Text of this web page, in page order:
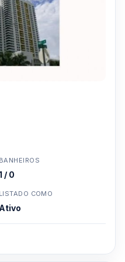
emailou
Miami +1 305 540
no Brasil SP 11-
BANHEIROS
/ 0
LISTADO COMO
Ativo